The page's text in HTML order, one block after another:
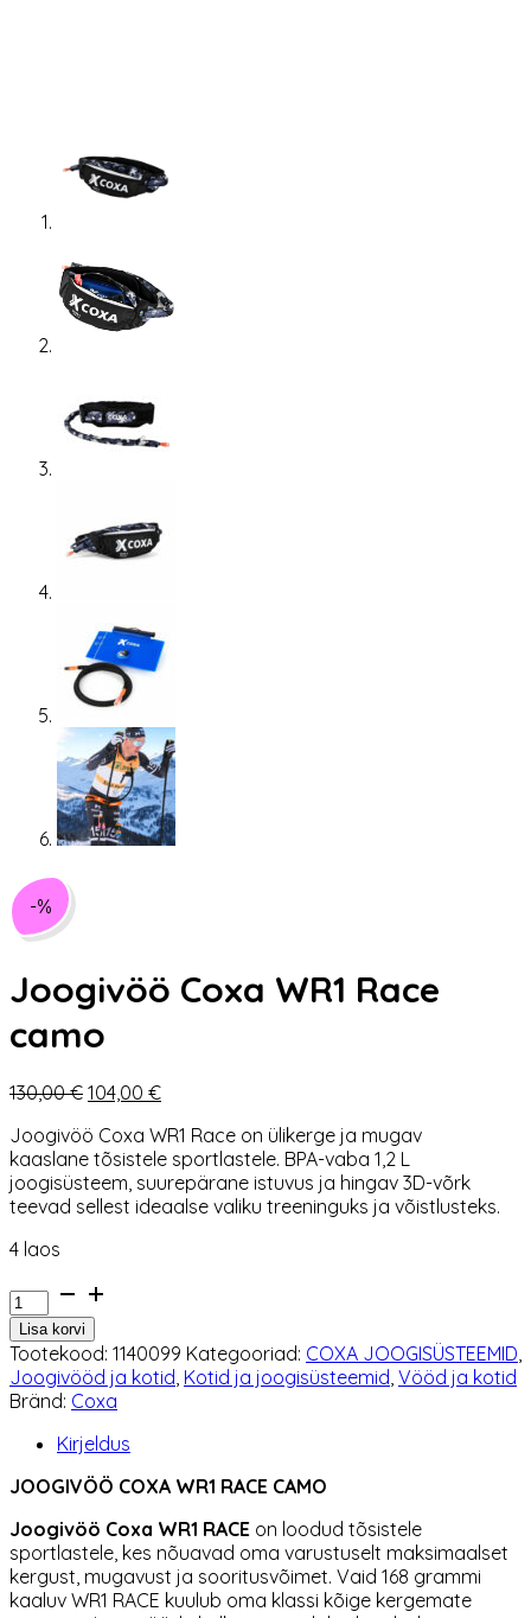
-%
Joogivöö Coxa WR1 Race
camo
130,00€ Algne
oli:
130,00 €.
104,00 €Praegune
on:
104,00 €.
Joogivöö Coxa WR1 Race on ülikerge ja mugav
kaaslane tõsistele sportlastele. BPA-vaba 1,2 L
joogisüsteem, suurepärane istuvus ja hingav 3D-võrk
teevad sellest ideaalse valiku treeninguks ja võistlusteks.
4 laos
Joogivöö
Coxa
WR1
Race
camo
kogus
Lisa korvi
Tootekood: 1140099 Kategooriad: COXA JOOGISÜSTEEMID,
Joogivööd ja kotid, Kotid ja joogisüsteemid, Vööd ja kotid
Bränd: Coxa
Kirjeldus
JOOGIVÖÖ COXA WR1 RACE CAMO
Joogivöö Coxa WR1 RACE on loodud tõsistele
sportlastele, kes nõuavad oma varustuselt maksimaalset
kergust, mugavust ja sooritusvõimet. Vaid 168 grammi
kaaluv WR1 RACE kuulub oma klassi kõige kergemate